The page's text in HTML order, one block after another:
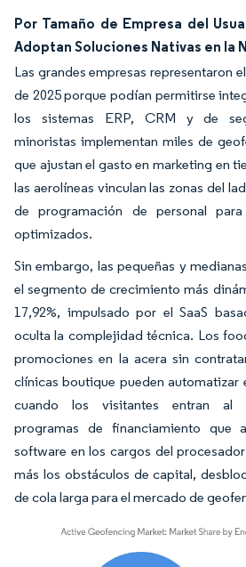
Por Tamaño de Empresa del
Adoptan Soluciones Nativas en la
Las grandes empresas representaron
de 2025 porque podían permitirse
los sistemas ERP, CRM y de
minoristas implementan miles de
que ajustan el gasto en marketing en
las aerolíneas vinculan las zonas del
de programación de personal
optimizados.
Sin embargo, las pequeñas y
el segmento de crecimiento más
17,92%, impulsado por el SaaS
oculta la complejidad técnica. Los
promociones en la acera sin
clínicas boutique pueden automatizar
cuando los visitantes entran al
programas de financiamiento que
software en los cargos del
más los obstáculos de capital,
de cola larga para el mercado de